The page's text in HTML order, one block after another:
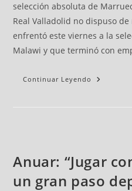
selección absoluta de
Real Valladolid no dispuso
enfrentó este viernes a la
Malawi y que terminó con
Continuar Leyendo
Anuar: “Jugar
un gran paso